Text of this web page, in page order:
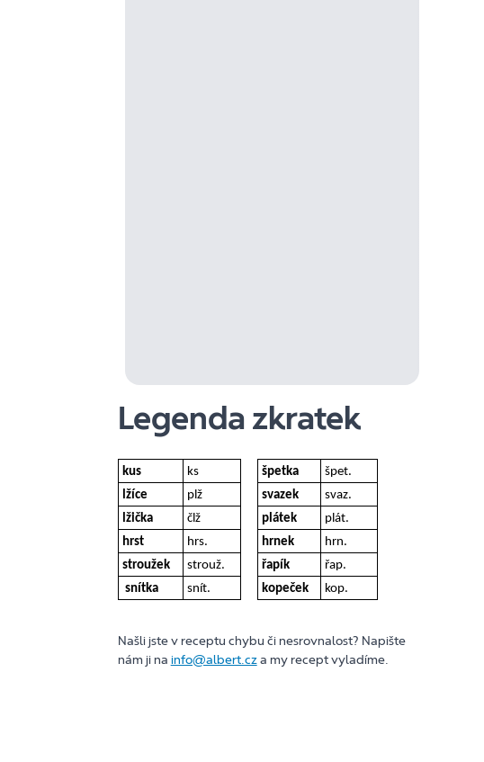
Legenda zkratek
kus ks špetka
špet.
lžíce
plž svazek
svaz.
lžička
člž plátek
plát.
hrst
hrs. hrnek
hrn.
stroužek
strouž. řapík
řap.
snítka
snít. kopeček kop.
Našli jste v receptu chybu či nesrovnalost? Napište
nám ji na info@albert.cza my recept vyladíme.